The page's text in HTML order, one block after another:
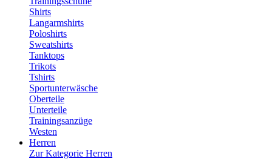
Shirts
Langarmshirts
Poloshirts
Sweatshirts
Tanktops
Trikots
Tshirts
Sportunterwäsche
Oberteile
Unterteile
Trainingsanzüge
Westen
Herren
Zur Kategorie Herren